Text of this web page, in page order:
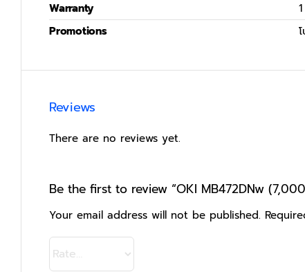
Warranty
Promotions
Reviews
There are no reviews yet.
Be the first to review “OKI MB472DNw
Your email address will not be published.